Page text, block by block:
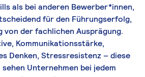
als bei anderen Bewerber*innen,
für den Führungserfolg,
von der fachlichen Ausprägung.
, Kommunikationsstärke,
Denken, Stressresistenz– diese
sehen Unternehmen bei jedem